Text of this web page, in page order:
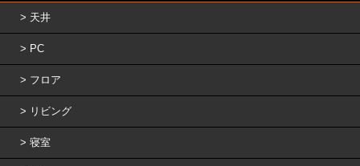
天井
PC
フロア
リビング
寝室